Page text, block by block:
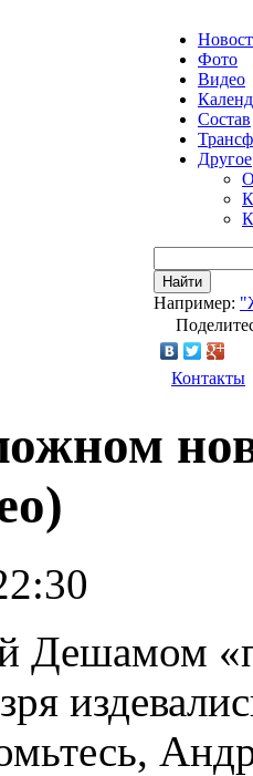
Фото
Видео
Состав
Другое
Найти
Например:
Контакты
Дешамом